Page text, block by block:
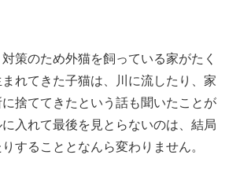
策のため外猫を飼っている家がたく
れてきた子猫は、川に流したり、家
捨ててきたという話も聞いたことが
入れて最後を見とらないのは、結局
することとなんら変わりません。